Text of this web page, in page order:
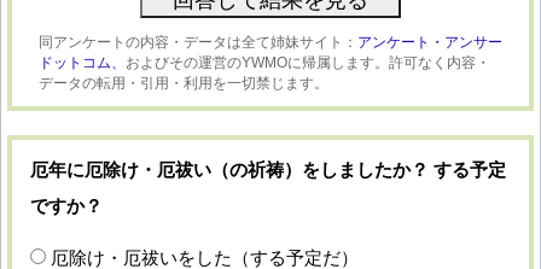
同アンケートの内容・データは全て姉妹サイト： アンケート・アンサー
ドットコム、 およびその運営のYWMOに帰属します。許可なく内容・
データの転用・引用・利用を一切禁じます。
厄年に厄除け・厄祓い（の祈祷）をしましたか？ する予定
ですか？
厄除け・厄祓いをした（する予定だ）